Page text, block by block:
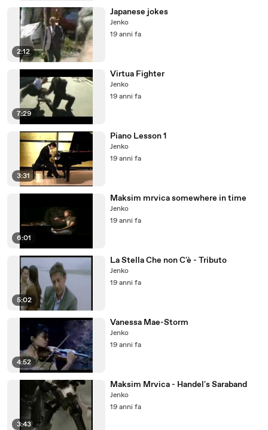
2:12
Japanese jokes
Jenko
19 anni fa
7:29
Virtua Fighter
Jenko
19 anni fa
3:31
Piano Lesson 1
Jenko
19 anni fa
6:01
Maksim mrvica somewhere in time
Jenko
19 anni fa
5:02
La Stella Che non C'è - Tributo
Jenko
19 anni fa
4:52
Vanessa Mae-Storm
Jenko
19 anni fa
3:43
Maksim Mrvica - Handel's Saraband
Jenko
19 anni fa